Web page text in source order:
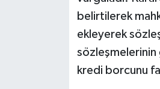
belirtilerek
ekleyerek
kredi borcunu